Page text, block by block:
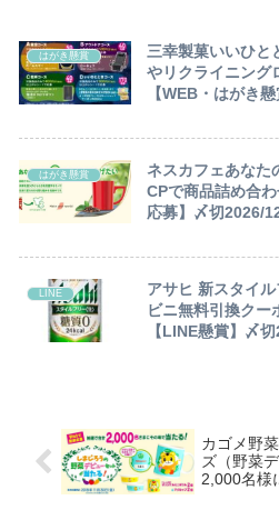
はがき懸賞
三幸製菓いいひと
やリクライニング
【WEB・はがき
はがき懸賞
ネスカフェあなた
CPで商品詰め合
応募】〆切2026/
LINE
アサヒ 新スタイ
ビニ無料引換ク
【LINE懸賞】〆
カゴメ野
ズ（野菜
2,000名様